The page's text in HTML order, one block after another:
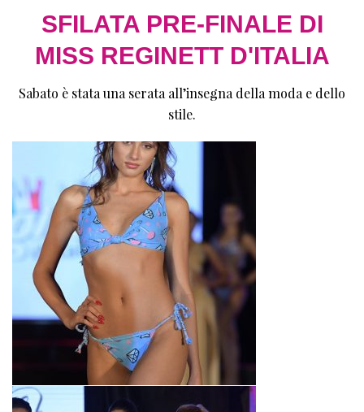
SFILATA PRE-FINALE DI
MISS REGINETT D'ITALIA
Sabato è stata una serata all’insegna della moda e dello
stile.